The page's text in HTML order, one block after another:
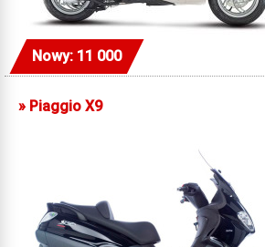
Nowy: 11 000
» Piaggio X9